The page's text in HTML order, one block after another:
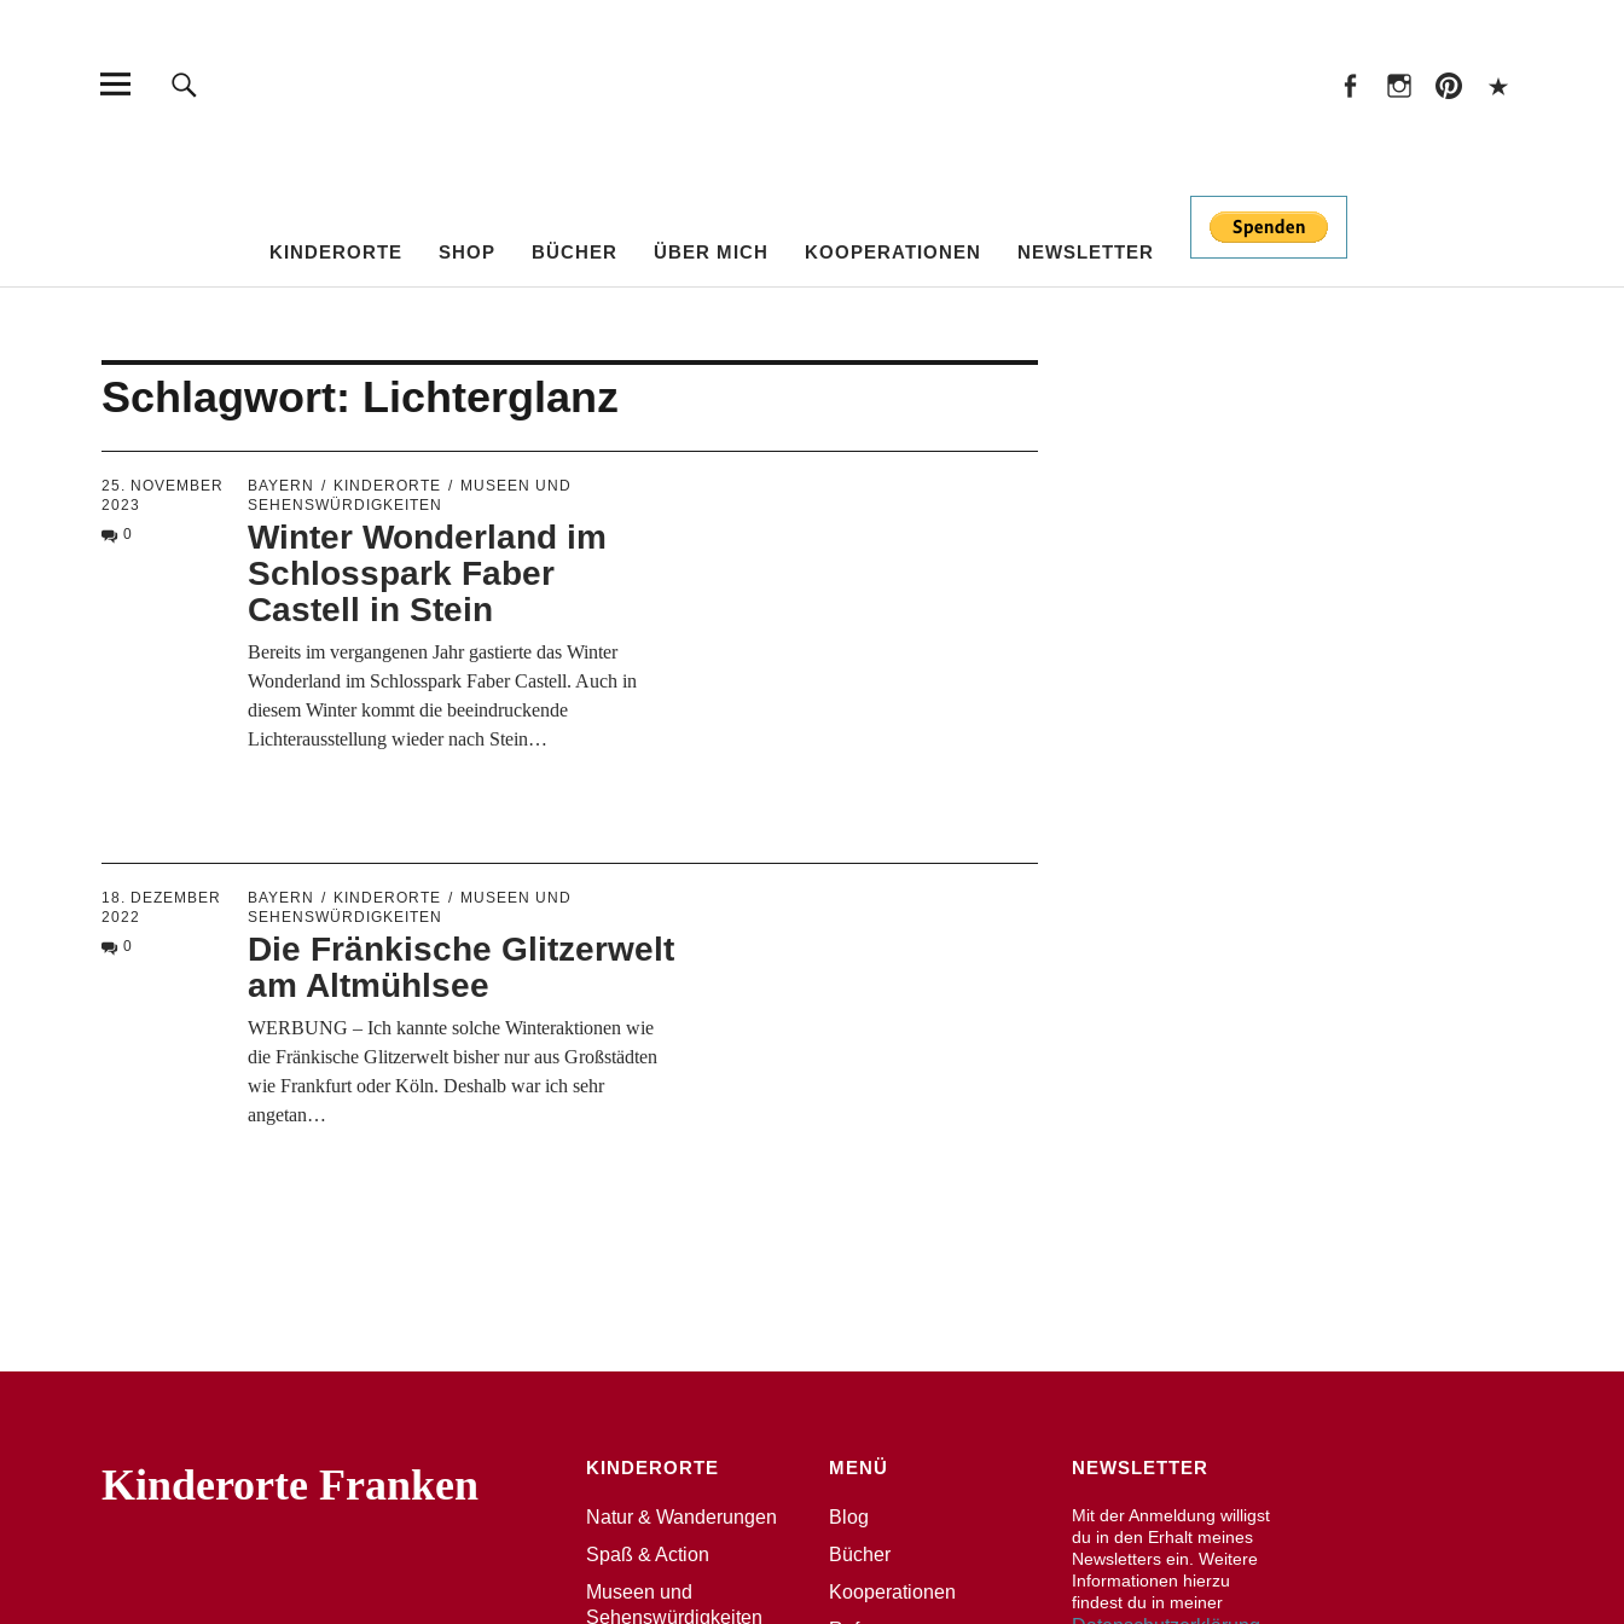
KINDERORTE FRANKEN
KINDERORTE SHOP BÜCHER ÜBER MICH KOOPERATIONEN NEWSLETTER
Schlagwort: Lichterglanz
25. NOVEMBER
2023
0
BAYERN KINDERORTE
MUSEEN UND
SEHENSWÜRDIGKEITEN
Winter Wonderland im
Schlosspark Faber
Castell in Stein
Bereits im vergangenen Jahr gastierte das Winter
Wonderland im Schlosspark Faber Castell. Auch in
diesem Winter kommt die beeindruckende
Lichterausstellung wieder nach Stein…
18. DEZEMBER
2022
0
BAYERN KINDERORTE
MUSEEN UND
SEHENSWÜRDIGKEITEN
Die Fränkische Glitzerwelt
am Altmühlsee
WERBUNG – Ich kannte solche Winteraktionen wie
die Fränkische Glitzerwelt bisher nur aus Großstädten
wie Frankfurt oder Köln. Deshalb war ich sehr
angetan…
Kinderorte Franken KINDERORTE
Natur & Wanderungen
Spaß & Action
Museen und
Sehenswürdigkeiten
MENÜ
Blog
Bücher
Kooperationen
NEWSLETTER
Mit der Anmeldung willigst
du in den Erhalt meines
Newsletters ein. Weitere
Informationen hierzu
findest du in meiner